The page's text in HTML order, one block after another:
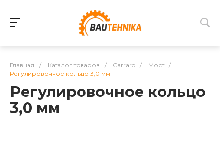
Главная / Каталог товаров / Carraro / Мост
/
Регулировочное кольцо 3,0 мм
Регулировочное кольцо
3,0 мм